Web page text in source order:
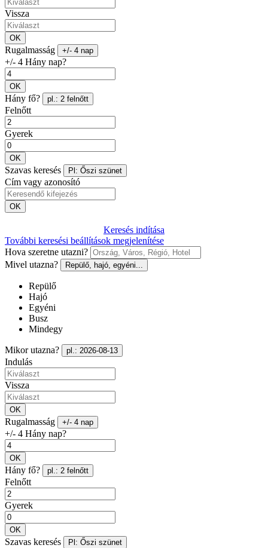
Vissza
OK
Rugalmasság +/- 4 nap
+/- 4 Hány nap?
OK
Hány fő? pl.: 2 felnőtt
Felnőtt
Gyerek
OK
Szavas keresés Pl: Őszi szünet
Cím vagy azonosító
OK
Keresés indítása
További keresési beállítások megjelenítése
Hova szeretne utazni?
Mivel utazna?
Repülő, hajó, egyéni...
Repülő
Hajó
Egyéni
Busz
Mindegy
Mikor utazna? pl.: 2026-08-13
Indulás
Vissza
OK
Rugalmasság +/- 4 nap
+/- 4 Hány nap?
OK
Hány fő? pl.: 2 felnőtt
Felnőtt
Gyerek
OK
Szavas keresés Pl: Őszi szünet